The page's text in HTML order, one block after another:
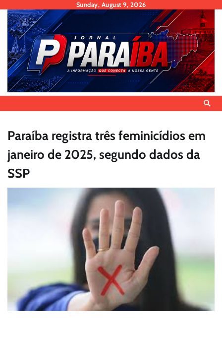
content
Sunday, August 9, 2026
Paraíba registra três feminicídios em
janeiro de 2025, segundo dados da
SSP